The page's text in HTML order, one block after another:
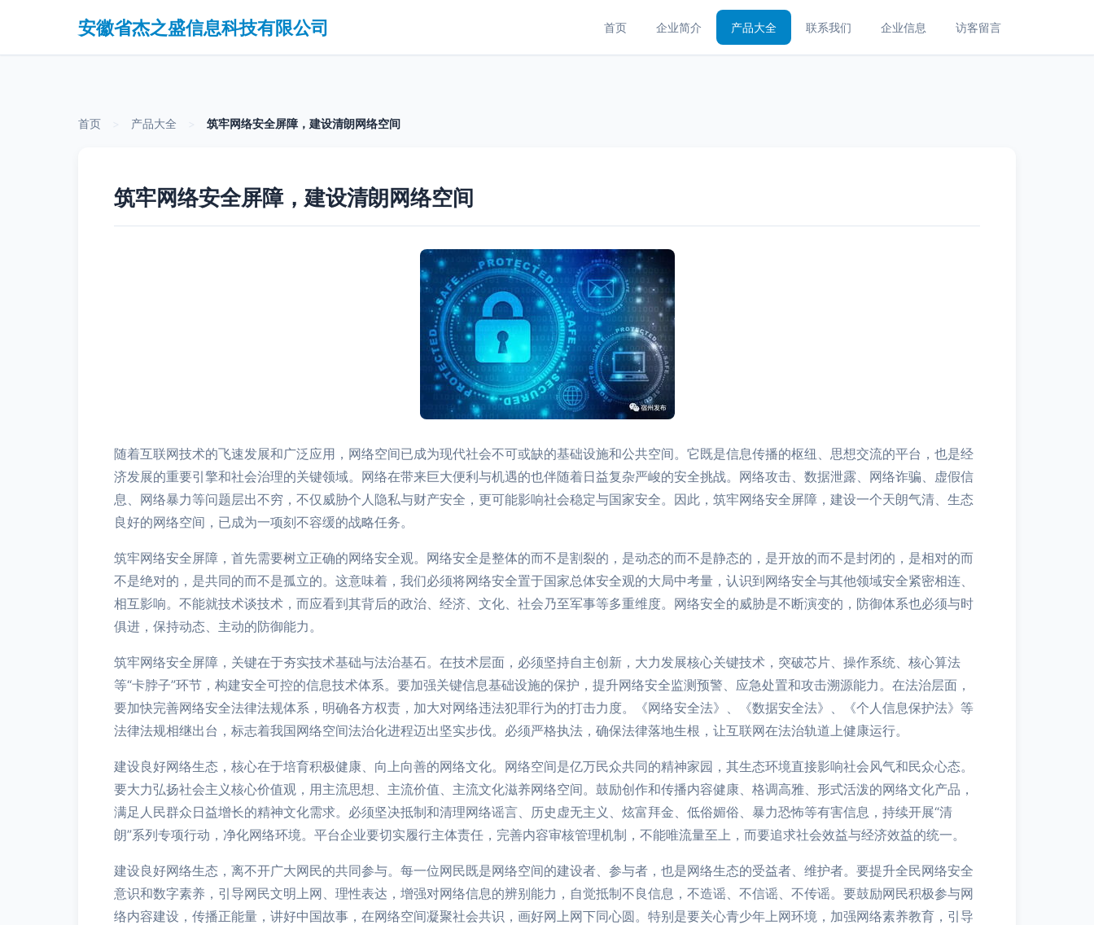
安徽省杰之盛信息科技有限公司 首页 企业简介 产品大全 联系我们 企业信息 访客留言
首页 产品大全 筑牢网络安全屏障，建设清朗网络空间
筑牢网络安全屏障，建设清朗网络空间
随着互联网技术的飞速发展和广泛应用，网络空间已成为现代社会不可或缺的基础设施和公共空间。它既是信息传播的枢纽、思想交流的平台，也是经
济发展的重要引擎和社会治理的关键领域。网络在带来巨大便利与机遇的也伴随着日益复杂严峻的安全挑战。网络攻击、数据泄露、网络诈骗、虚假信
息、网络暴力等问题层出不穷，不仅威胁个人隐私与财产安全，更可能影响社会稳定与国家安全。因此，筑牢网络安全屏障，建设一个天朗气清、生态
良好的网络空间，已成为一项刻不容缓的战略任务。
筑牢网络安全屏障，首先需要树立正确的网络安全观。网络安全是整体的而不是割裂的，是动态的而不是静态的，是开放的而不是封闭的，是相对的而
不是绝对的，是共同的而不是孤立的。这意味着，我们必须将网络安全置于国家总体安全观的大局中考量，认识到网络安全与其他领域安全紧密相连、
相互影响。不能就技术谈技术，而应看到其背后的政治、经济、文化、社会乃至军事等多重维度。网络安全的威胁是不断演变的，防御体系也必须与时
俱进，保持动态、主动的防御能力。
筑牢网络安全屏障，关键在于夯实技术基础与法治基石。在技术层面，必须坚持自主创新，大力发展核心关键技术，突破芯片、操作系统、核心算法
等“卡脖子”环节，构建安全可控的信息技术体系。要加强关键信息基础设施的保护，提升网络安全监测预警、应急处置和攻击溯源能力。在法治层面，
要加快完善网络安全法律法规体系，明确各方权责，加大对网络违法犯罪行为的打击力度。《网络安全法》、《数据安全法》、《个人信息保护法》等
法律法规相继出台，标志着我国网络空间法治化进程迈出坚实步伐。必须严格执法，确保法律落地生根，让互联网在法治轨道上健康运行。
建设良好网络生态，核心在于培育积极健康、向上向善的网络文化。网络空间是亿万民众共同的精神家园，其生态环境直接影响社会风气和民众心态。
要大力弘扬社会主义核心价值观，用主流思想、主流价值、主流文化滋养网络空间。鼓励创作和传播内容健康、格调高雅、形式活泼的网络文化产品，
满足人民群众日益增长的精神文化需求。必须坚决抵制和清理网络谣言、历史虚无主义、炫富拜金、低俗媚俗、暴力恐怖等有害信息，持续开展“清
朗”系列专项行动，净化网络环境。平台企业要切实履行主体责任，完善内容审核管理机制，不能唯流量至上，而要追求社会效益与经济效益的统一。
建设良好网络生态，离不开广大网民的共同参与。每一位网民既是网络空间的建设者、参与者，也是网络生态的受益者、维护者。要提升全民网络安全
意识和数字素养，引导网民文明上网、理性表达，增强对网络信息的辨别能力，自觉抵制不良信息，不造谣、不信谣、不传谣。要鼓励网民积极参与网
络内容建设，传播正能量，讲好中国故事，在网络空间凝聚社会共识，画好网上网下同心圆。特别是要关心青少年上网环境，加强网络素养教育，引导